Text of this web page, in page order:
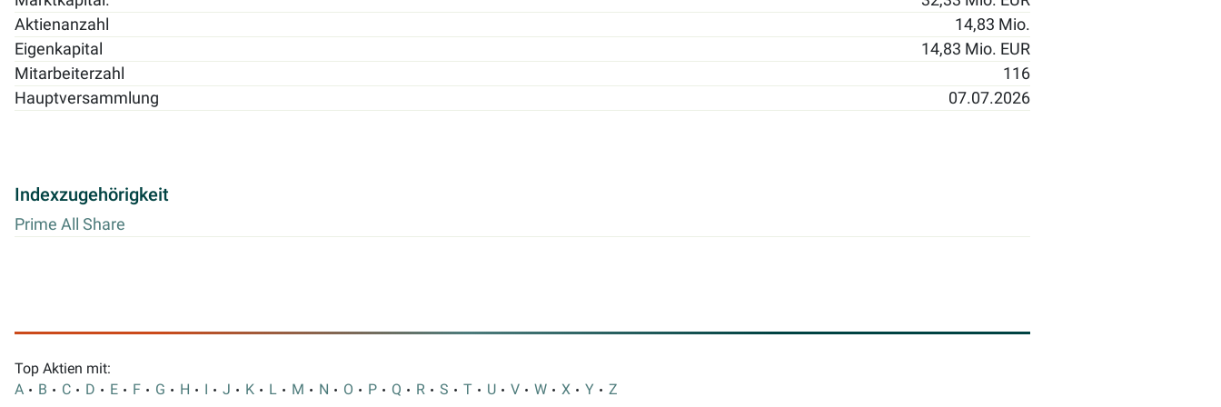
Aktienanzahl
14,83 Mio.
Eigenkapital
14,83 Mio. EUR
Mitarbeiterzahl
116
Hauptversammlung
07.07.2026
Indexzugehörigkeit
Prime All Share
Top Aktien mit:
A
B C D E F G H I J K L M N O P Q R S T U V W X Y Z